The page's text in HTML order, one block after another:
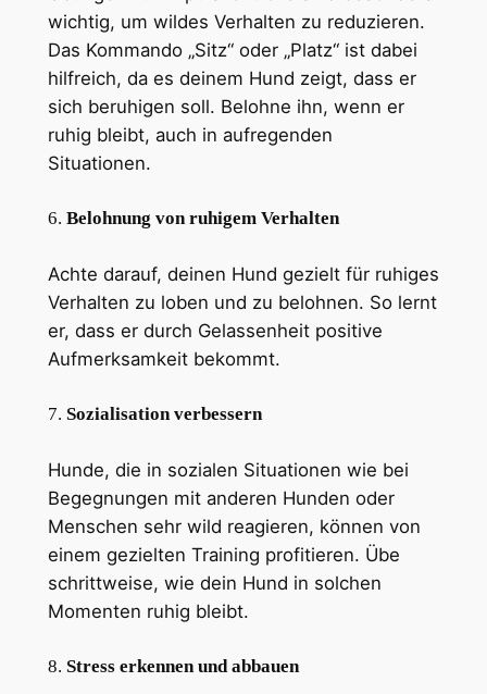
wichtig, um wildes Verhalten zu reduzieren.
Das Kommando „Sitz“ oder „Platz“ ist dabei
hilfreich, da es deinem Hund zeigt, dass er
sich beruhigen soll. Belohne ihn, wenn er
ruhig bleibt, auch in aufregenden
Situationen.
6. Belohnung von ruhigem Verhalten
Achte darauf, deinen Hund gezielt für ruhiges
Verhalten zu loben und zu belohnen. So lernt
er, dass er durch Gelassenheit positive
Aufmerksamkeit bekommt.
7. Sozialisation verbessern
Hunde, die in sozialen Situationen wie bei
Begegnungen mit anderen Hunden oder
Menschen sehr wild reagieren, können von
einem gezielten Training profitieren. Übe
schrittweise, wie dein Hund in solchen
Momenten ruhig bleibt.
8. Stress erkennen und abbauen